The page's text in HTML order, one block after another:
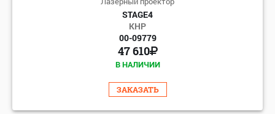
STAGE4
КНР
00-09779
47 610
В НАЛИЧИИ
ЗАКАЗАТЬ